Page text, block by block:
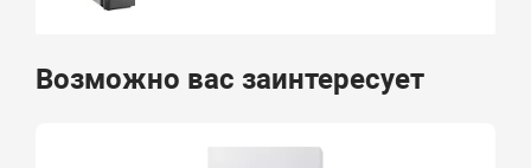
Возможно вас заинтересует